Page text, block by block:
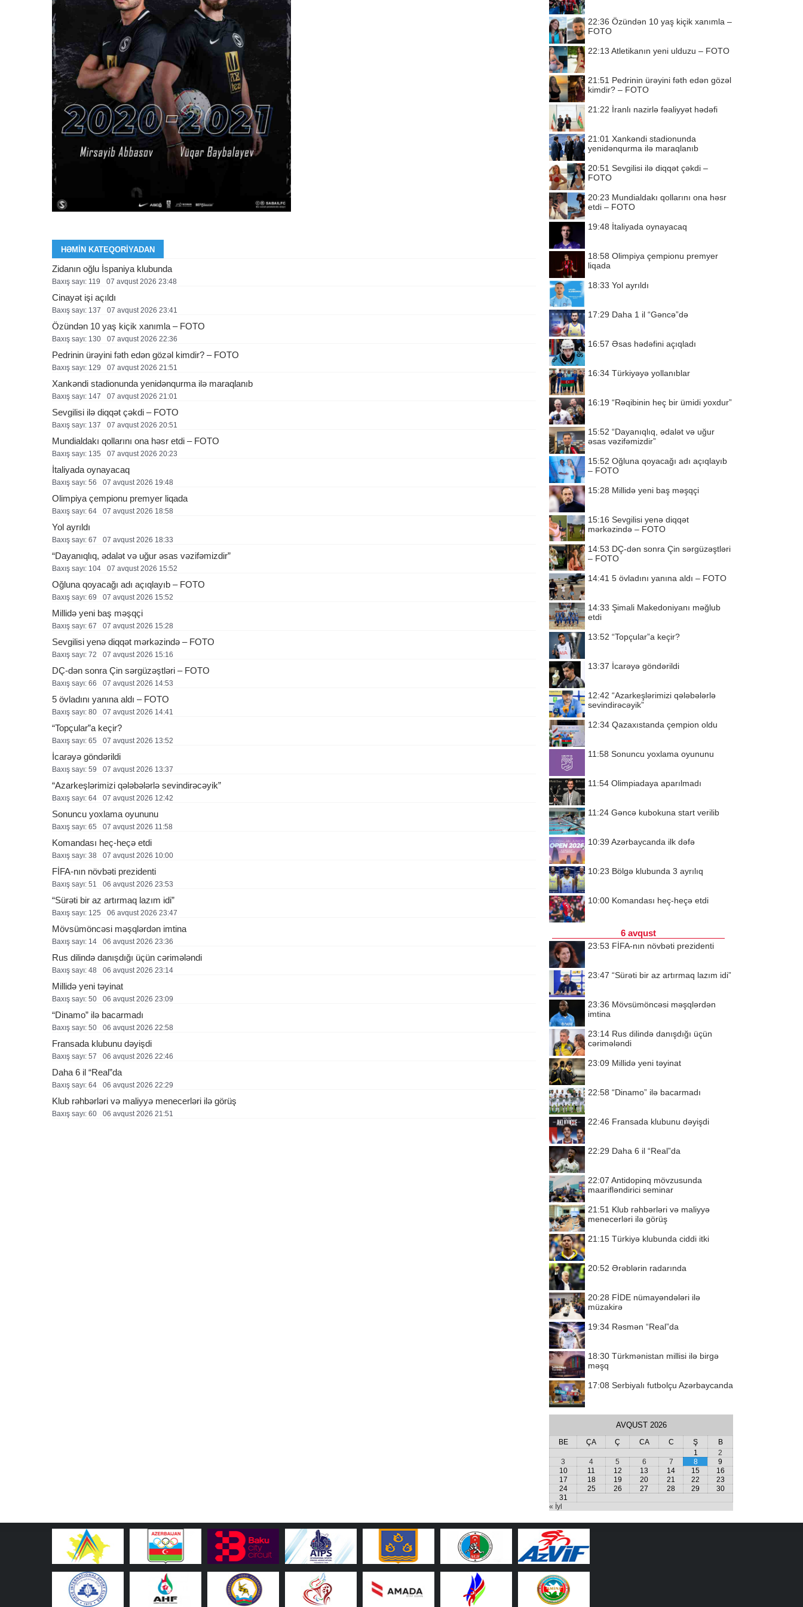
HƏMIN KATEQORIYADAN
Zidanın oğlu İspaniya klubunda
Baxış sayı: 119 07 avqust 2026 23:48
Cinayət işi açıldı
Baxış sayı: 137 07 avqust 2026 23:41
Özündən 10 yaş kiçik xanımla – FOTO
Baxış sayı: 130 07 avqust 2026 22:36
Pedrinin ürəyini fəth edən gözəl kimdir? – FOTO
Baxış sayı: 129 07 avqust 2026 21:51
Xankəndi stadionunda yenidənqurma ilə maraqlanıb
Baxış sayı: 147 07 avqust 2026 21:01
Sevgilisi ilə diqqət çəkdi – FOTO
Baxış sayı: 137 07 avqust 2026 20:51
Mundialdakı qollarını ona həsr etdi – FOTO
Baxış sayı: 135 07 avqust 2026 20:23
İtaliyada oynayacaq
Baxış sayı: 56 07 avqust 2026 19:48
Olimpiya çempionu premyer liqada
Baxış sayı: 64 07 avqust 2026 18:58
Yol ayrıldı
Baxış sayı: 67 07 avqust 2026 18:33
“Dayanıqlıq, ədalət və uğur əsas vəzifəmizdir”
Baxış sayı: 104 07 avqust 2026 15:52
Oğluna qoyacağı adı açıqlayıb – FOTO
Baxış sayı: 69 07 avqust 2026 15:52
Millidə yeni baş məşqçi
Baxış sayı: 67 07 avqust 2026 15:28
Sevgilisi yenə diqqət mərkəzində – FOTO
Baxış sayı: 72 07 avqust 2026 15:16
DÇ-dən sonra Çin sərgüzəştləri – FOTO
Baxış sayı: 66 07 avqust 2026 14:53
5 övladını yanına aldı – FOTO
Baxış sayı: 80 07 avqust 2026 14:41
“Topçular”a keçir?
Baxış sayı: 65 07 avqust 2026 13:52
İcarəyə göndərildi
Baxış sayı: 59 07 avqust 2026 13:37
“Azarkeşlərimizi qələbələrlə sevindirəcəyik”
Baxış sayı: 64 07 avqust 2026 12:42
Sonuncu yoxlama oyununu
Baxış sayı: 65 07 avqust 2026 11:58
Komandası heç-heçə etdi
Baxış sayı: 38 07 avqust 2026 10:00
FİFA-nın növbəti prezidenti
Baxış sayı: 51 06 avqust 2026 23:53
“Sürəti bir az artırmaq lazım idi”
Baxış sayı: 125 06 avqust 2026 23:47
Mövsümöncəsi məşqlərdən imtina
Baxış sayı: 14 06 avqust 2026 23:36
Rus dilində danışdığı üçün cərimələndi
Baxış sayı: 48 06 avqust 2026 23:14
Millidə yeni təyinat
Baxış sayı: 50 06 avqust 2026 23:09
“Dinamo” ilə bacarmadı
Baxış sayı: 50 06 avqust 2026 22:58
Fransada klubunu dəyişdi
Baxış sayı: 57 06 avqust 2026 22:46
Daha 6 il “Real”da
Baxış sayı: 64 06 avqust 2026 22:29
Klub rəhbərləri və maliyyə menecerləri ilə görüş
Baxış sayı: 60 06 avqust 2026 21:51
22:36 Özündən 10 yaş kiçik xanımla –
FOTO
22:13 Atletikanın yeni ulduzu – FOTO
21:51 Pedrinin ürəyini fəth edən gözəl
kimdir? – FOTO
21:22 İranlı nazirlə fəaliyyət hədəfi
21:01 Xankəndi stadionunda
yenidənqurma ilə maraqlanıb
20:51 Sevgilisi ilə diqqət çəkdi –
FOTO
20:23 Mundialdakı qollarını ona həsr
etdi – FOTO
19:48 İtaliyada oynayacaq
18:58 Olimpiya çempionu premyer
liqada
18:33 Yol ayrıldı
17:29 Daha 1 il “Gəncə”də
16:57 Əsas hədəfini açıqladı
16:34 Türkiyəyə yollanıblar
16:19 “Rəqibinin heç bir ümidi yoxdur”
15:52 “Dayanıqlıq, ədalət və uğur
əsas vəzifəmizdir”
15:52 Oğluna qoyacağı adı açıqlayıb
– FOTO
15:28 Millidə yeni baş məşqçi
15:16 Sevgilisi yenə diqqət
mərkəzində – FOTO
14:53 DÇ-dən sonra Çin sərgüzəştləri
– FOTO
14:41 5 övladını yanına aldı – FOTO
14:33 Şimali Makedoniyanı məğlub
etdi
13:52 “Topçular”a keçir?
13:37 İcarəyə göndərildi
12:42 “Azarkeşlərimizi qələbələrlə
sevindirəcəyik”
12:34 Qazaxıstanda çempion oldu
11:58 Sonuncu yoxlama oyununu
11:54 Olimpiadaya aparılmadı
11:24 Gəncə kubokuna start verilib
10:39 Azərbaycanda ilk dəfə
10:23 Bölgə klubunda 3 ayrılıq
10:00 Komandası heç-heçə etdi
6 avqust
23:53 FİFA-nın növbəti prezidenti
23:47 “Sürəti bir az artırmaq lazım idi”
23:36 Mövsümöncəsi məşqlərdən
imtina
23:14 Rus dilində danışdığı üçün
cərimələndi
23:09 Millidə yeni təyinat
22:58 “Dinamo” ilə bacarmadı
22:46 Fransada klubunu dəyişdi
22:29 Daha 6 il “Real”da
22:07 Antidopinq mövzusunda
maarifləndirici seminar
21:51 Klub rəhbərləri və maliyyə
menecerləri ilə görüş
21:15 Türkiyə klubunda ciddi itki
20:52 Ərəblərin radarında
20:28 FİDE nümayəndələri ilə
müzakirə
19:34 Rəsmən “Real”da
18:30 Türkmənistan millisi ilə birgə
məşq
17:08 Serbiyalı futbolçu Azərbaycanda
AVQUST 2026
BE ÇA Ç CA C Ş
B
1
2
3
4 5 6 7 8
9
10
11 12 13 14 15
16
17
18 19 20 21 22
23
24
25 26 27 28 29
30
31
« İyl